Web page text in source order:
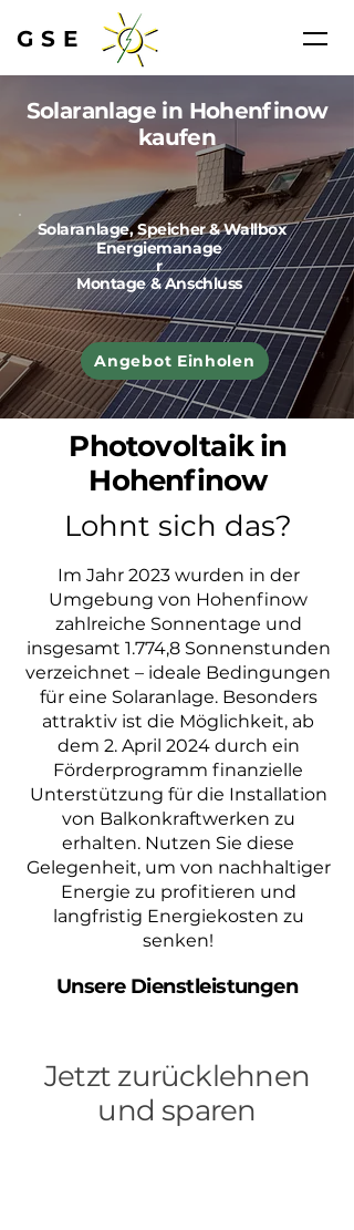
GSE
Solaranlage in Hohenfinow
kaufen
Solaranlage, Speicher & Wallbox
Energiemanage
r
Montage & Anschluss
Angebot Einholen
Photovoltaik in
Hohenfinow
Lohnt sich das?
Im Jahr 2023 wurden in der
Umgebung von Hohenfinow
zahlreiche Sonnentage und
insgesamt 1.774,8 Sonnenstunden
verzeichnet – ideale Bedingungen
für eine Solaranlage. Besonders
attraktiv ist die Möglichkeit, ab
dem 2. April 2024 durch ein
Förderprogramm finanzielle
Unterstützung für die Installation
von Balkonkraftwerken zu
erhalten. Nutzen Sie diese
Gelegenheit, um von nachhaltiger
Energie zu profitieren und
langfristig Energiekosten zu
senken!
Unsere Dienstleistungen
Jetzt zurücklehnen
und sparen